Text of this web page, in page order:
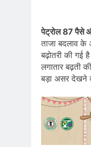
पेट्रोल 87 पैसे
ताजा बदलाव
बढ़ोतरी की गई
लगातार बढ़ती
बड़ा असर देखने